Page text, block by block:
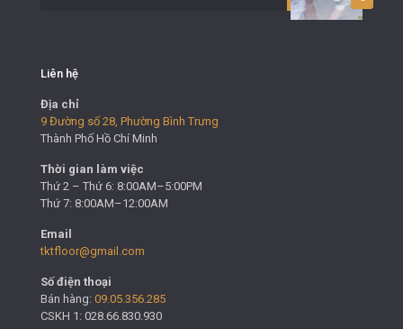
Liên hệ
Địa chỉ
9 Đường số 28, Phường Bình Trưng
Thành Phố Hồ Chí Minh
Thời gian làm việc
Thứ 2 – Thứ 6: 8:00AM–5:00PM
Thứ 7: 8:00AM–12:00AM
Email
tktfloor@gmail.com
Số điện thoại
Bán hàng: 09.05.356.285
CSKH 1: 028.66.830.930